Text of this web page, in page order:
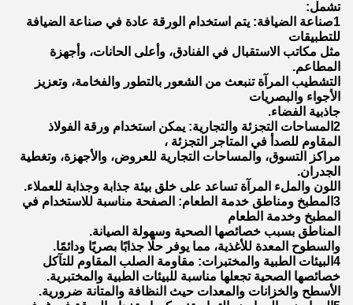
تشمل:
1صناعة الضيافة: يتم استخدام الورقة عادة في صناعة الضيافة
للتطبيقات
مثل مكاتب الاستقبال في الفنادق، وأعلى الحانات، وأجهزة
المطاعم.
التشطيب المرآة تنبعث من الشعور بالتطور والفخامة، وتعزيز
الأجواء والبصريات
جاذبية الفضاء.
2المساحات التجزئة والتجارية: يمكن استخدام ورقة الفولاذ
المقاوم للصدأ في المتاجر التجزئة ،
مراكز التسوق، والمساحات التجارية للعروض، والأجهزة، وتغطية
الجدران.
اللون والملء المرآة تساعد على خلق بيئة جذابة وجذابة للعملاء.
3المطبخ ومناطق خدمة الطعام: الصفحة مناسبة للاستخدام في
المطبخ وخدمة الطعام
المناطق بسبب خصائصها الصحية وسهولة الصيانة.
والسطوح المعدة للأغذية، مما يوفر حلًا جذابًا بصريًا ودائمًا.
4البيئات الطبية والمختبرات: مقاومة الصلب المقاوم للتآكل
خصائصها الصحية تجعلها مناسبة للبيئات الطبية والمختبرية.
الأسطح والخزانات والمعدات حيث النظافة والمتانة ضرورية.